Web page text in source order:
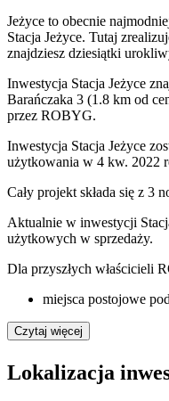
Jeżyce to obecnie
Stacja Jeżyce. Tutaj
znajdziesz dziesiątki
Inwestycja Stacja Jeżyce
Barańczaka 3 (1.8 km od
przez ROBYG.
Inwestycja Stacja Jeżyce
użytkowania w 4 kw. 2022
Cały projekt składa się z 3
Aktualnie w inwestycji
użytkowych w sprzedaży.
Dla przyszłych właścicieli
miejsca postojowe
Czytaj więcej
Lokalizacja